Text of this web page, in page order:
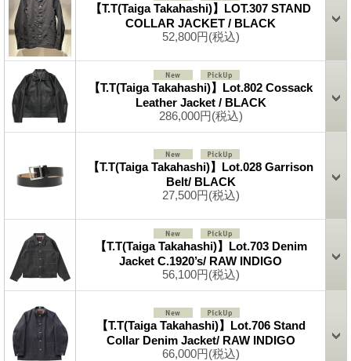
【T.T(Taiga Takahashi)】LOT.307 STAND
COLLAR JACKET / BLACK
52,800円(税込)
【T.T(Taiga Takahashi)】Lot.802 Cossack
Leather Jacket / BLACK
286,000円(税込)
【T.T(Taiga Takahashi)】Lot.028 Garrison
Belt/ BLACK
27,500円(税込)
【T.T(Taiga Takahashi)】Lot.703 Denim
Jacket C.1920’s/ RAW INDIGO
56,100円(税込)
【T.T(Taiga Takahashi)】Lot.706 Stand
Collar Denim Jacket/ RAW INDIGO
66,000円(税込)